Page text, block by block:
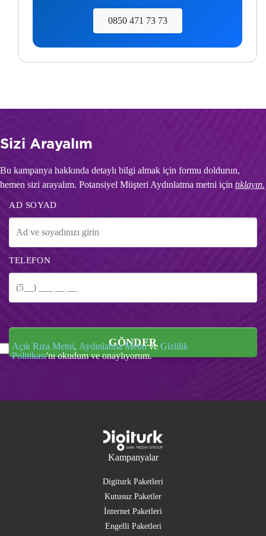
0850 471 73 73
Sizi Arayalım
Bu kampanya hakkında detaylı bilgi almak için formu doldurun,
hemen sizi arayalım. Potansiyel Müşteri Aydınlatma metni için tıklayın.
AD SOYAD
TELEFON
GÖNDER
Açık Rıza Metni, Aydınlatma Metnive Gizlilik
Politikası'nı okudum ve onaylıyorum.
Kampanyalar
Digiturk Paketleri
Kutusuz Paketler
İnternet Paketleri
Engelli Paketleri